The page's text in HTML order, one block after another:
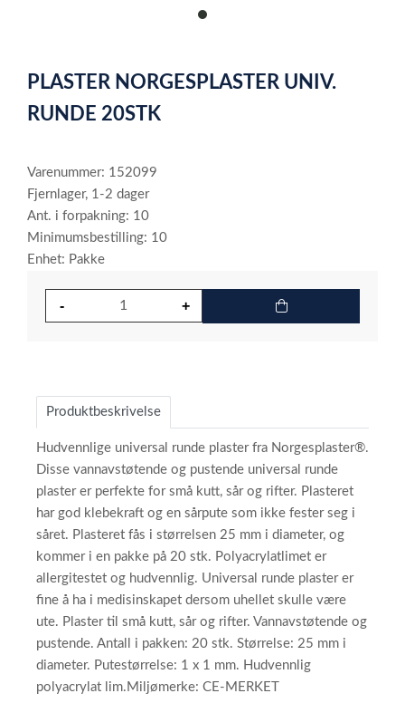
item
of
1
PLASTER NORGESPLASTER UNIV.
RUNDE 20STK
Varenummer: 152099
Fjernlager, 1-2 dager
Ant. i forpakning: 10
Minimumsbestilling: 10
Enhet: Pakke
Produktbeskrivelse
Hudvennlige universal runde plaster fra Norgesplaster®.
Disse vannavstøtende og pustende universal runde
plaster er perfekte for små kutt, sår og rifter. Plasteret
har god klebekraft og en sårpute som ikke fester seg i
såret. Plasteret fås i størrelsen 25 mm i diameter, og
kommer i en pakke på 20 stk. Polyacrylatlimet er
allergitestet og hudvennlig. Universal runde plaster er
fine å ha i medisinskapet dersom uhellet skulle være
ute. Plaster til små kutt, sår og rifter. Vannavstøtende og
pustende. Antall i pakken: 20 stk. Størrelse: 25 mm i
diameter. Putestørrelse: 1 x 1 mm. Hudvennlig
polyacrylat lim.Miljømerke: CE-MERKET